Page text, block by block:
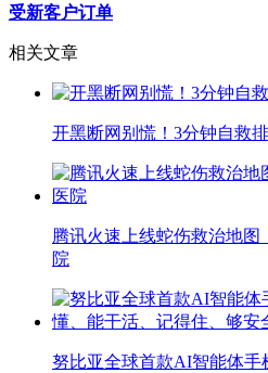
受新客户订单
相关文章
开黑断网别慌！3分钟自救
腾讯火速上线蛇伤救治地
院
努比亚全球首款AI智能体手